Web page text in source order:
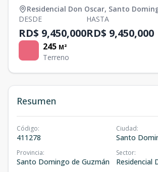
Residencial Don Oscar, Santo
DESDE
RD$ 9,450,000
HASTA
RD$ 9,450,000
245 M²
Terreno
Resumen
Código:
411278
Ciudad:
Santo
Provincia:
Santo Domingo de Guzmán
Sector:
Residencial